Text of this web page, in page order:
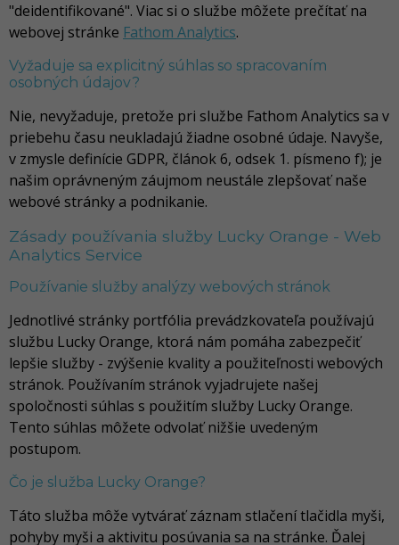
"deidentifikované". Viac si o službe môžete prečítať na
webovej stránke Fathom Analytics.
Vyžaduje sa explicitný súhlas so spracovaním
osobných údajov?
Nie, nevyžaduje, pretože pri službe Fathom Analytics sa v
priebehu času neukladajú žiadne osobné údaje. Navyše,
v zmysle definície GDPR, článok 6, odsek 1. písmeno f); je
našim oprávneným záujmom neustále zlepšovať naše
webové stránky a podnikanie.
Zásady používania služby Lucky Orange - Web
Analytics Service
Používanie služby analýzy webových stránok
Jednotlivé stránky portfólia prevádzkovateľa používajú
službu Lucky Orange, ktorá nám pomáha zabezpečiť
lepšie služby - zvýšenie kvality a použiteľnosti webových
stránok. Používaním stránok vyjadrujete našej
spoločnosti súhlas s použitím služby Lucky Orange.
Tento súhlas môžete odvolať nižšie uvedeným
postupom.
Čo je služba Lucky Orange?
Táto služba môže vytvárať záznam stlačení tlačidla myši,
pohyby myši a aktivitu posúvania sa na stránke. Ďalej